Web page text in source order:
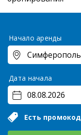
Начало аренды
Дата начала
Есть промокод